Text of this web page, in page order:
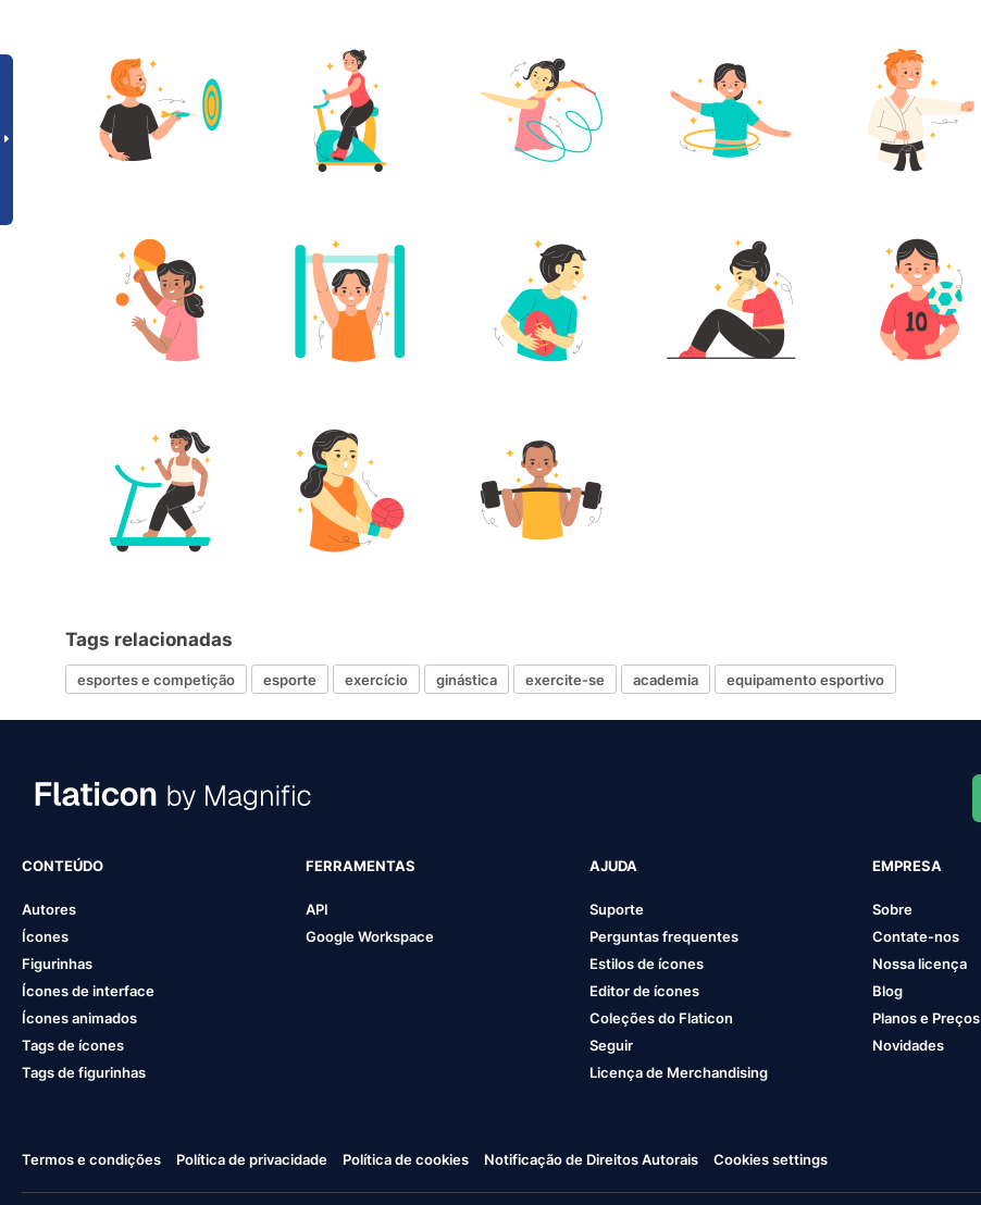
Tags relacionadas
esportes e competição esporte exercício ginástica exercite-se academia equipamento esportivo
CONTEÚDO
Autores
Ícones
Figurinhas
Ícones de interface
Ícones animados
Tags de ícones
Tags de figurinhas
FERRAMENTAS
API
Google Workspace
AJUDA
Suporte
Perguntas frequentes
Estilos de ícones
Editor de ícones
Coleções do Flaticon
Seguir
Licença de Merchandising
EMPRESA
Sobre
Contate-nos
Nossa licença
Blog
Planos e Preços
Novidades
Termos e condições Política de privacidade Política de cookies Notificação de Direitos Autorais Cookies settings